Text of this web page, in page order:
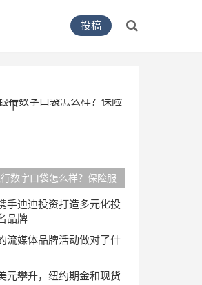
投稿
数字口袋怎么样？保险服
手迪迪投资打造多元化投
品牌
流媒体品牌活动做对了什
元攀升，纽约期金和现货